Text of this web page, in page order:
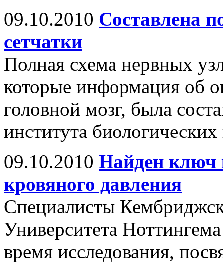
09.10.2010 Составлена
сетчатки
Полная схема нервных
которые информация об
головной мозг, была
института
09.10.2010 Найден ключ
кровяного давления
Специалисты
Университета
время исследования,